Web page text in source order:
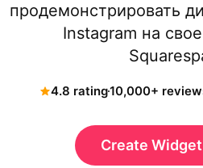
продемонстрировать
Instagram на
4.8 rating10,000+
Create